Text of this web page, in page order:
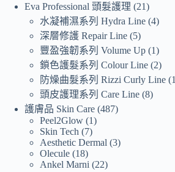
Eva Professional 頭髮護理
21
水凝補濕系列 Hydra Line 4
深層修護 Repair Line 5
豐盈強韌系列 Volume Up 1
鎖色護髮系列 Colour Line 2
防燥曲髮系列 Rizzi Curly Line 1
頭皮護理系列 Care Line 8
護膚品 Skin Care 487
Peel2Glow 1
Skin Tech
7
Aesthetic Dermal 3
Olecule 18
Ankel Marni
22